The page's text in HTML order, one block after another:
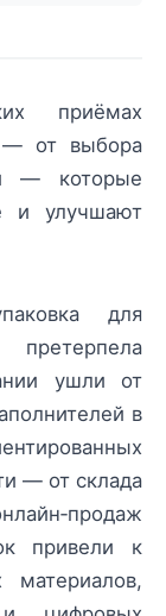
приёмах
— от выбора
— которые
и улучшают
для
ушли от
в
— от склада
привели к
материалов,